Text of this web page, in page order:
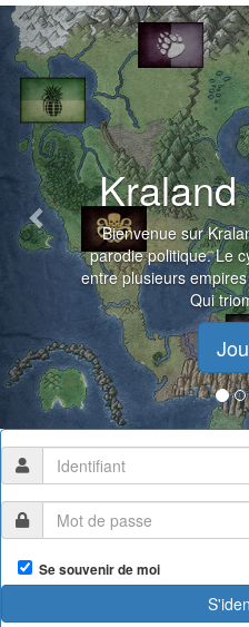
Bienvenue sur
parodie politique. Le
entre plusieurs
Qui
Previous
Se souvenir de moi